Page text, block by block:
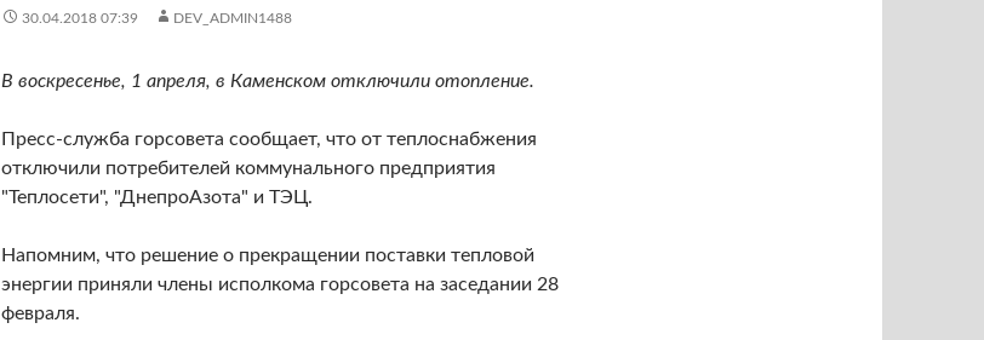
30.04.2018 07:39 DEV_ADMIN1488
В воскресенье, 1 апреля, в Каменском отключили отопление.
Пресс-служба горсовета сообщает, что от теплоснабжения
отключили потребителей коммунального предприятия
"Теплосети", "ДнепроАзота" и ТЭЦ.
Напомним, что решение о прекращении поставки тепловой
энергии приняли члены исполкома горсовета на заседании 28
февраля.